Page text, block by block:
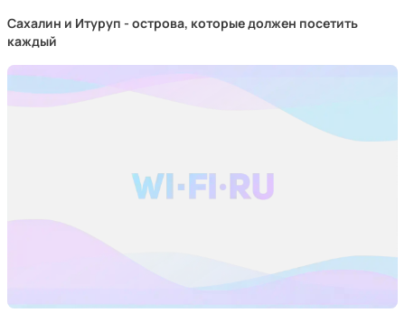
Сахалин и Итуруп - острова, которые должен посетить
каждый